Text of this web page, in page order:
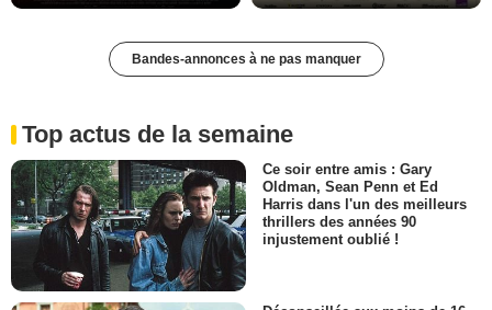
Bandes-annonces à ne pas manquer
Top actus de la semaine
Ce soir entre amis : Gary
Oldman, Sean Penn et Ed
Harris dans l'un des meilleurs
thrillers des années 90
injustement oublié !